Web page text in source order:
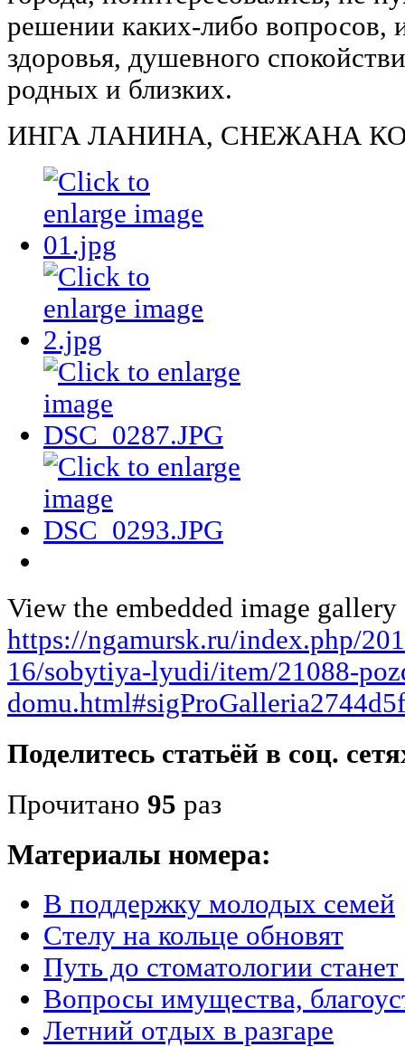
решении каких-либо вопросов,
здоровья, душевного
родных и близких.
ИНГА ЛАНИНА, СНЕЖАНА
View the embedded image
https://ngamursk.ru/index.php/
16/sobytiya-lyudi/item/21088-
Поделитесь статьёй в соц.
Прочитано 95 раз
Материалы номера:
В поддержку молодых семей
Стелу на кольце обновят
Путь до стоматологии
Вопросы имущества,
Летний отдых в разгаре